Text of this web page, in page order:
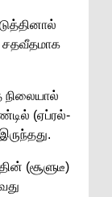
சதவீதமாக
நிலையால்
(ஏப்ரல்-
(சூளுடீ)